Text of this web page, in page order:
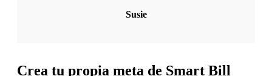
Susie
Crea tu propia meta de Smart Bill